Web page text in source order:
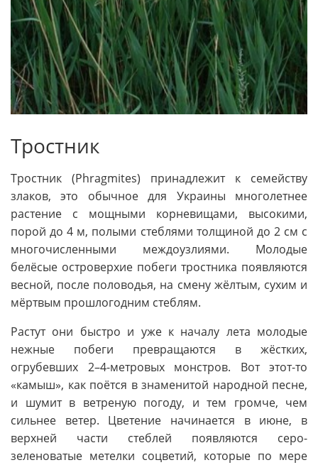
Тростник
Тростник (Phragmites) принадлежит к семейству
злаков, это обычное для Украины многолетнее
растение с мощными корневищами, высокими,
порой до 4 м, полыми стеблями толщиной до 2 см с
многочисленными междоузлиями. Молодые
белёсые островерхие побеги тростника появляются
весной, после половодья, на смену жёлтым, сухим и
мёртвым прошлогодним стеблям.
Растут они быстро и уже к началу лета молодые
нежные побеги превращаются в жёстких,
огрубевших 2–4-метровых монстров. Вот этот-то
«камыш», как поётся в знаменитой народной песне,
и шумит в ветреную погоду, и тем громче, чем
сильнее ветер. Цветение начинается в июне, в
верхней части стеблей появляются серо-
зеленоватые метелки соцветий, которые по мере